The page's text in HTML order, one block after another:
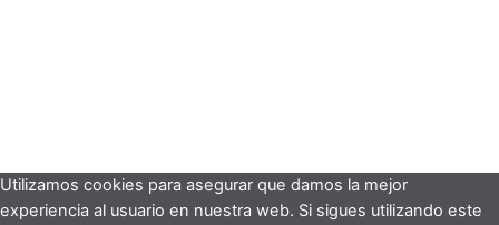
Utilizamos cookies para asegurar que damos la mejor
experiencia al usuario en nuestra web. Si sigues utilizando este